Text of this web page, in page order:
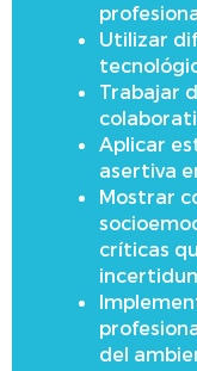
Utilizar
Trabajar
Aplicar
asertiva
Mostrar
críticas
del